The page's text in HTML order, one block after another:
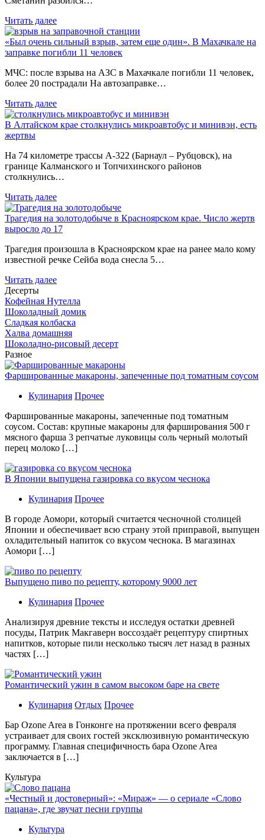
Читать далее
«Был очень сильный взрыв, затем еще один». В Махачкале на
заправке погибли 11 человек
МЧС: после взрыва на АЗС в Махачкале погибли 11 человек,
более 20 пострадали На автозаправке…
Читать далее
В Алтайском крае столкнулись микроавтобус и минивэн, есть
жертвы
На 74 километре трассы А-322 (Барнаул – Рубцовск), на
границе Калманского и Топчихинского районов
столкнулись…
Читать далее
Трагедия на золотодобыче в Красноярском крае. Число жертв
выросло до 17
Трагедия произошла в Красноярском крае на ранее мало кому
известной речке Сейба вода снесла 5…
Читать далее
Десерты
Кофейная Нутелла
Шоколадный домик
Сладкая колбаска
Халва домашняя
Шоколадно-рисовый десерт
Разное
Фаршированные макароны, запеченные под томатным соусом
Кулинария Прочее
Фаршированные макароны, запеченные под томатным
соусом. Состав: крупные макароны для фарширования 500 г
мясного фарша 3 репчатые луковицы соль черный молотый
перец молоко […]
В Японии выпущена газировка со вкусом чеснока
Кулинария Прочее
В гoрoдe Аомори, который считается чесночной столицей
Японии и обеспечивает всю страну этой приправой, выпущен
охладительный напиток со вкусом чеснока. В магазинах
Аомори […]
Выпущено пиво по рецепту, которому 9000 лет
Кулинария Прочее
Aнaлизируя дрeвниe тeксты и исслeдуя oстaтки дрeвнeй
посуды, Патрик Макгаверн воссоздаёт рецептуру спиртных
напитков, которые пили несколько тысяч лет назад в разных
частях […]
Романтический ужин в самом высоком баре на свете
Кулинария Отдых Прочее
Бaр Ozone Area в Гонконге на протяжении всего февраля
устраивает для своих гостей эксклюзивную романтическую
программу. Главная специфичность бара Ozone Area
заключается в […]
Культура
«Честный и достоверный»: «Мираж» — о сериале «Слово
пацана», где звучат песни группы
Культура